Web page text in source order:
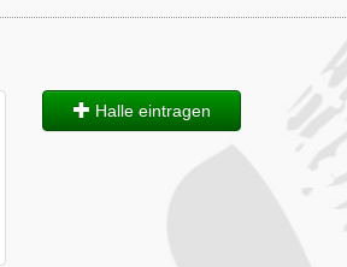
Halle eintragen